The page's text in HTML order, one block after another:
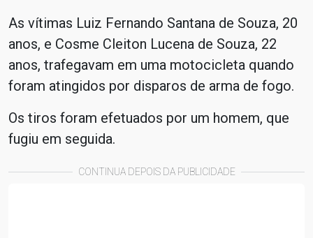
As vítimas Luiz Fernando Santana de Souza, 20
anos, e Cosme Cleiton Lucena de Souza, 22
anos, trafegavam em uma motocicleta quando
foram atingidos por disparos de arma de fogo.
Os tiros foram efetuados por um homem, que
fugiu em seguida.
CONTINUA DEPOIS DA PUBLICIDADE